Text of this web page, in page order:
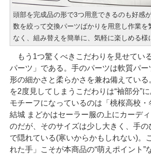
頭部を完成品の形で3つ用意できるのも好感
数を絞って交換パーツばかりを用意し作業を
なく、組み替えを簡単に、気軽に楽しめる様
もう1つ驚くべきこだわりを見せてい
パーツ」である。手のパーツは軟質パー
形の細かさと柔らかさを兼ね備えている
を2度見してしまうこだわりは“袖部分”
モチーフになっているのは「桃桜高校・
結城 まどかはセーラー服の上にカーデ
のだが、そのサイズは少し大きく、手の
で隠れている(寒いからかもしれない)。
れた手」こそが本商品の“萌えポイント”